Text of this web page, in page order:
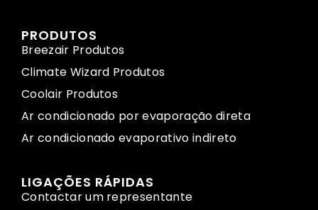
PRODUTOS
Breezair Produtos
Climate Wizard Produtos
Coolair Produtos
Ar condicionado por evaporação direta
Ar condicionado evaporativo indireto
LIGAÇÕES RÁPIDAS
Contactar um representante